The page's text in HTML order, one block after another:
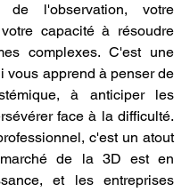
de l'observation, votre
capacité à résoudre
complexes. C'est une
vous apprend à penser de
à anticiper les
face à la difficulté.
c'est un atout
de la 3D est en
et les entreprises